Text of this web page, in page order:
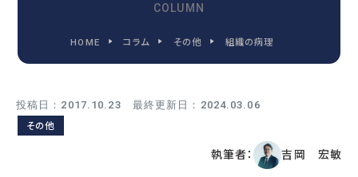
FEATURE
2030年代までに変わる
COLUMN
HOME コラム その他 組織の病理
投稿日：2017.10.23 最終更新日：2024.03.06
その他
執筆者： 吉岡 宏敏